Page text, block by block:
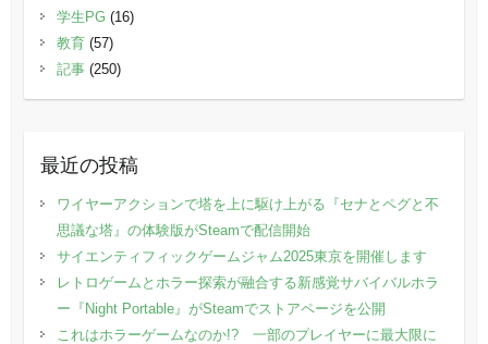
学生PG(16)
教育(57)
記事(250)
最近の投稿
ワイヤーアクションで塔を上に駆け上がる『セナとペグと不
思議な塔』の体験版がSteamで配信開始
サイエンティフィックゲームジャム2025東京を開催します
レトロゲームとホラー探索が融合する新感覚サバイバルホラ
ー『Night Portable』がSteamでストアページを公開
これはホラーゲームなのか!? 一部のプレイヤーに最大限に